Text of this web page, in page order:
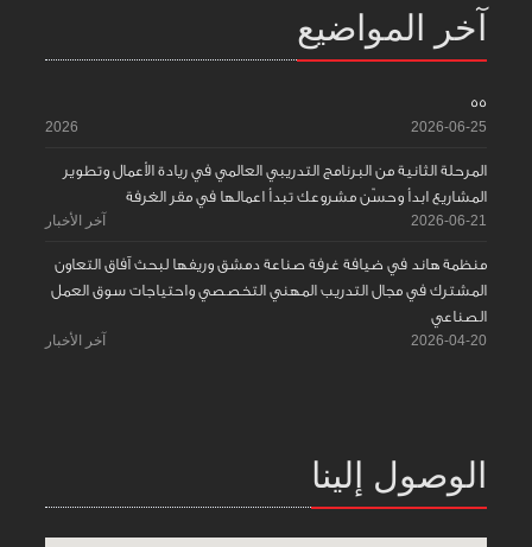
آخر المواضيع
55
2026-06-25
2026
المرحلة الثانية من البرنامج التدريبي العالمي في ريادة الأعمال وتطوير
المشاريع ابدأ وحسّن مشروعك تبدأ اعمالها في مقر الغرفة
2026-06-21 آخر الأخبار
منظمة هاند في ضيافة غرفة صناعة دمشق وريفها لبحث آفاق التعاون
المشترك في مجال التدريب المهني التخصصي واحتياجات سوق العمل
الصناعي
2026-04-20 آخر الأخبار
الوصول إلينا